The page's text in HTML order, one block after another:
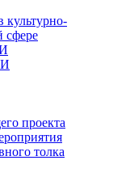
культурно-
сфере
проекта
толка